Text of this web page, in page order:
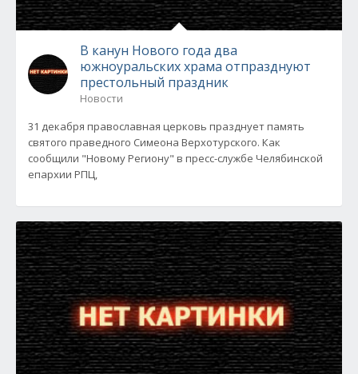
В канун Нового года два
южноуральских храма отпразднуют
престольный праздник
Новости
31 декабря православная церковь празднует память
святого праведного Симеона Верхотурского. Как
сообщили "Новому Региону" в пресс-службе Челябинской
епархии РПЦ,